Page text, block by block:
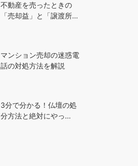
不動産を売ったときの
「売却益」と「譲渡所…
マンション売却の迷惑電
話の対処方法を解説
3分で分かる！仏壇の処
分方法と絶対にやっ…